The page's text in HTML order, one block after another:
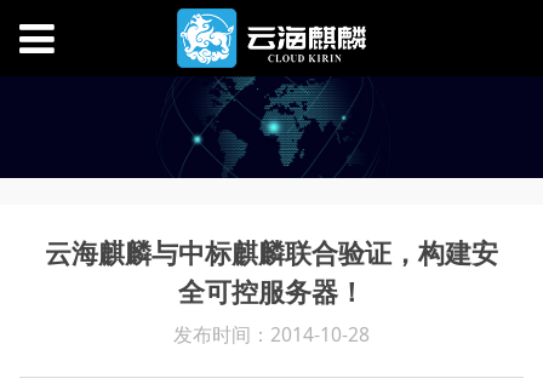
云海麒麟与中标麒麟联合验证，构建安
全可控服务器！
发布时间：2014-10-28